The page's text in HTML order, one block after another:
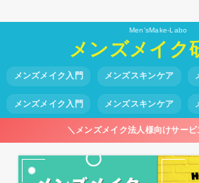
Men'sMake-Labo
メンズメイク
メンズメイク入門 メンズスキンケア
メンズメイク入門 メンズスキンケア
＼メンズメイク法人様向けサー